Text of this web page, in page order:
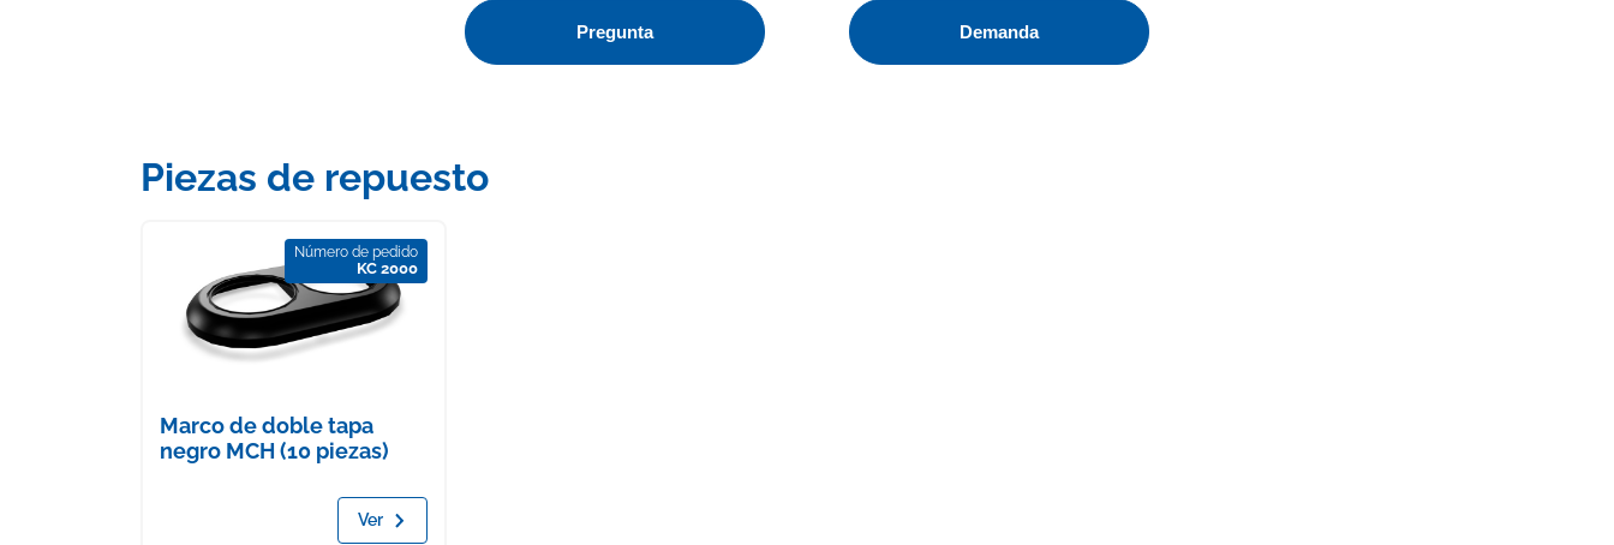
Pregunta Demanda
Piezas de repuesto
Número de pedido
KC 2000
Marco de doble tapa
negro MCH (10 piezas)
Ver